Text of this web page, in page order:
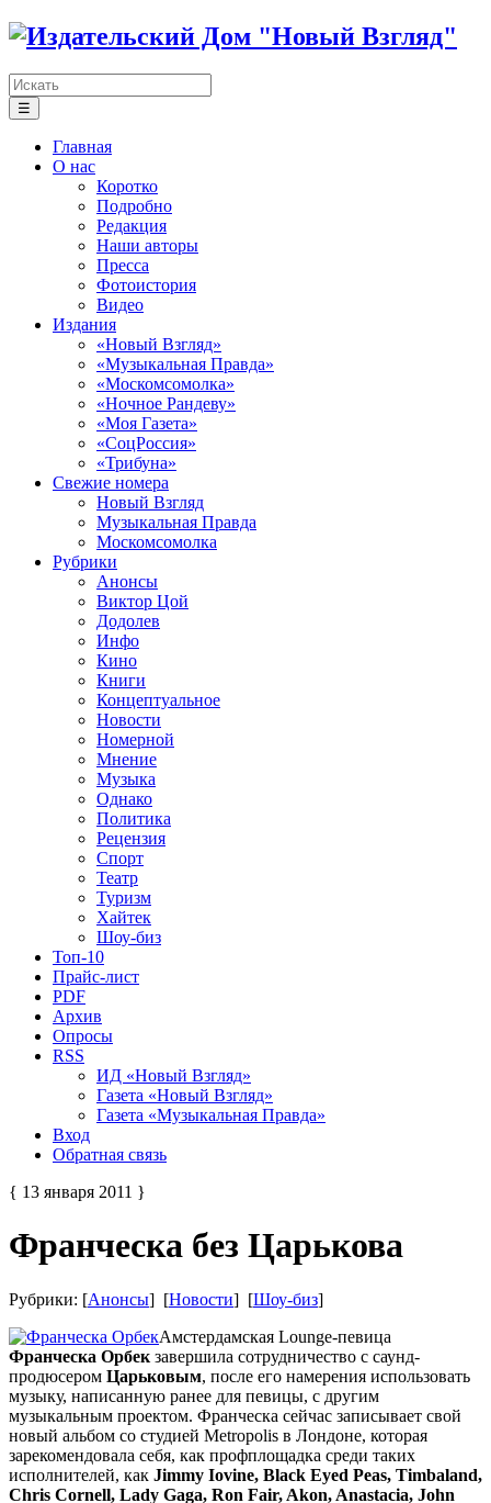
☰
Главная
О нас
Коротко
Подробно
Редакция
Наши авторы
Пресса
Фотоистория
Видео
Издания
«Новый Взгляд»
«Музыкальная Правда»
«Москомсомолка»
«Ночное Рандеву»
«Моя Газета»
«СоцРоссия»
«Трибуна»
Свежие номера
Новый Взгляд
Музыкальная Правда
Москомсомолка
Рубрики
Анонсы
Виктор Цой
Додолев
Инфо
Кино
Книги
Концептуальное
Новости
Номерной
Мнение
Музыка
Однако
Политика
Рецензия
Спорт
Театр
Туризм
Хайтек
Шоу-биз
Топ-10
Прайс-лист
PDF
Архив
Опросы
RSS
ИД «Новый Взгляд»
Газета «Новый Взгляд»
Газета «Музыкальная Правда»
Вход
Обратная связь
{ 13 января 2011 }
Франческа без Царькова
Рубрики: [Анонсы] [Новости] [Шоу-биз]
Амстердамская Lounge-певица
Франческа Орбек завершила сотрудничество с саунд-
продюсером Царьковым, после его намерения использовать
музыку, написанную ранее для певицы, с другим
музыкальным проектом. Франческа сейчас записывает свой
новый альбом со студией Metropolis в Лондоне, которая
зарекомендовала себя, как профплощадка среди таких
исполнителей, как Jimmy Iovine, Black Eyed Peas, Timbaland,
Chris Cornell, Lady Gaga, Ron Fair, Akon, Anastacia, John